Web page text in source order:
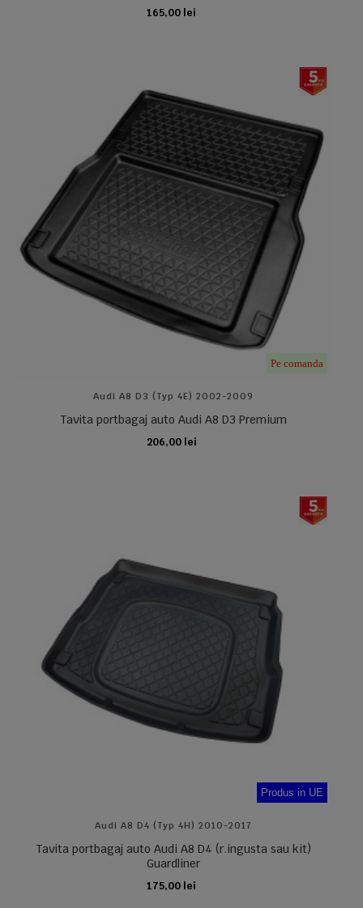
165,00 lei
ADAUGA IN COS
Pe comanda
Audi A8 D3 (typ 4E) 2002-2009
Tavita portbagaj auto Audi A8 D3 Premium
206,00 lei
ADAUGA IN COS
Produs in UE
Audi A8 D4 (typ 4H) 2010-2017
Tavita portbagaj auto Audi A8 D4 (r.ingusta sau kit)
Guardliner
175,00 lei
ADAUGA IN COS